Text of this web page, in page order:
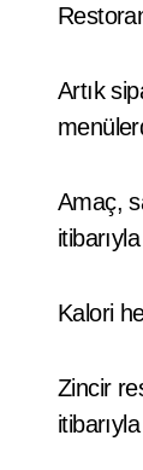
Artık
Amaç,
Kalori
Zincir